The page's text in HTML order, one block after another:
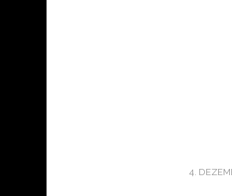
4.